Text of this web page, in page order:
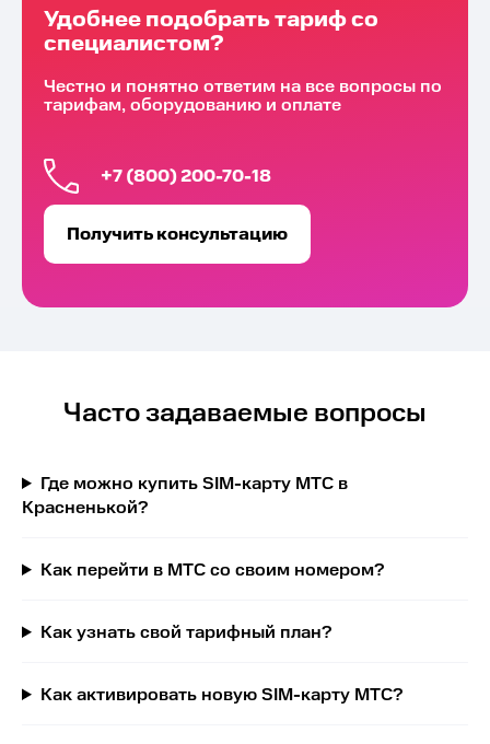
Удобнее подобрать тариф со
специалистом?
Честно и понятно ответим на все вопросы по
тарифам, оборудованию и оплате
+7 (800) 200-70-18
Получить консультацию
Часто задаваемые вопросы
Где можно купить SIM-карту МТС в
Красненькой?
Как перейти в МТС со своим номером?
Как узнать свой тарифный план?
Как активировать новую SIM-карту МТС?